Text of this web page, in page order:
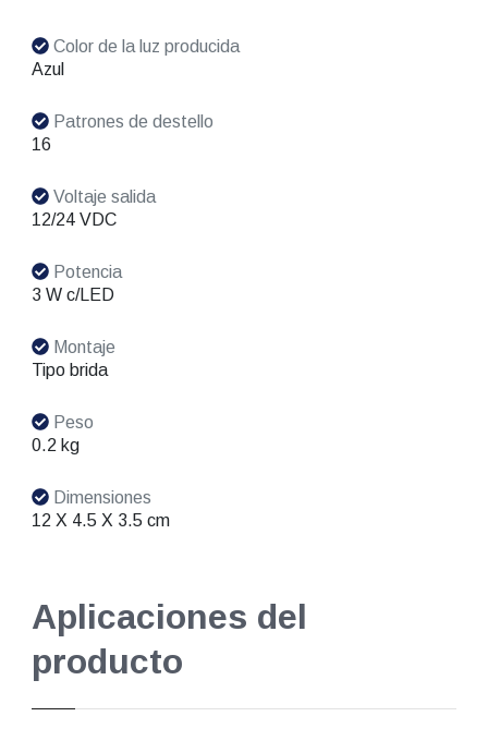
Color de la luz producida
Azul
Patrones de destello
16
Voltaje salida
12/24 VDC
Potencia
3 W c/LED
Montaje
Tipo brida
Peso
0.2 kg
Dimensiones
12 X 4.5 X 3.5 cm
Aplicaciones del
producto